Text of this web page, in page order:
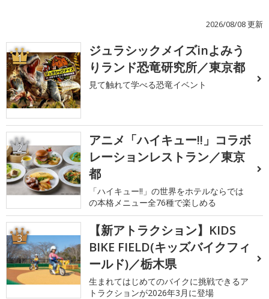
2026/08/08 更新
1
ジュラシックメイズinよみう
りランド恐竜研究所／東京都
見て触れて学べる恐竜イベント
2
アニメ「ハイキュー!!」コラボ
レーションレストラン／東京
都
「ハイキュー!!」の世界をホテルならでは
の本格メニュー全76種で楽しめる
3
【新アトラクション】KIDS
BIKE FIELD(キッズバイクフィ
ールド)／栃木県
生まれてはじめてのバイクに挑戦できるア
トラクションが2026年3月に登場